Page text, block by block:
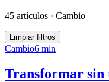
45 artículos · Cambio
Limpiar filtros
Cambio6 min
Transformar sin